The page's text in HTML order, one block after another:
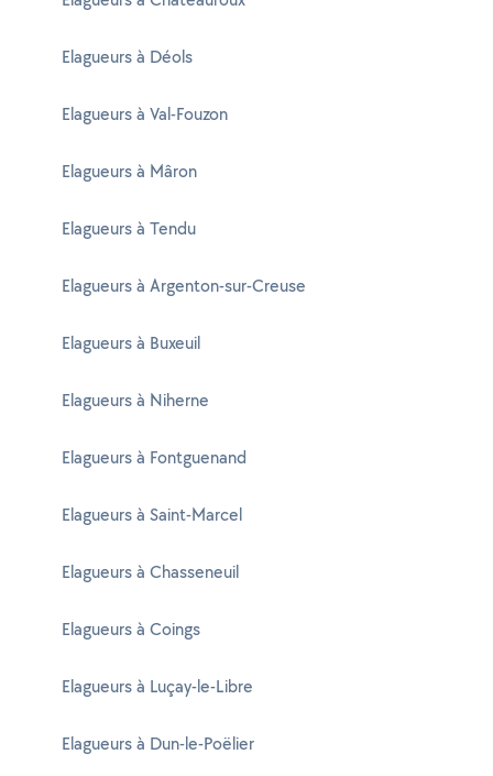
Elagueurs à Déols
Elagueurs à Val-Fouzon
Elagueurs à Mâron
Elagueurs à Tendu
Elagueurs à Argenton-sur-Creuse
Elagueurs à Buxeuil
Elagueurs à Niherne
Elagueurs à Fontguenand
Elagueurs à Saint-Marcel
Elagueurs à Chasseneuil
Elagueurs à Coings
Elagueurs à Luçay-le-Libre
Elagueurs à Dun-le-Poëlier